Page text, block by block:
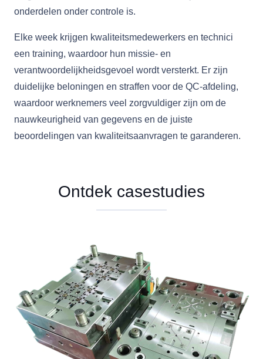
onderdelen onder controle is.
Elke week krijgen kwaliteitsmedewerkers en technici
een training, waardoor hun missie- en
verantwoordelijkheidsgevoel wordt versterkt. Er zijn
duidelijke beloningen en straffen voor de QC-afdeling,
waardoor werknemers veel zorgvuldiger zijn om de
nauwkeurigheid van gegevens en de juiste
beoordelingen van kwaliteitsaanvragen te garanderen.
Ontdek casestudies